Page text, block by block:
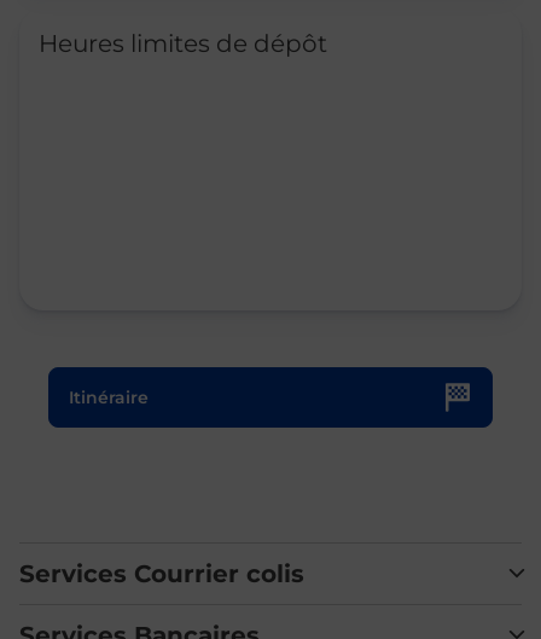
Heures limites de dépôt
Itinéraire
Le lien s'ouvre dans un nouvel onglet
Services Courrier colis